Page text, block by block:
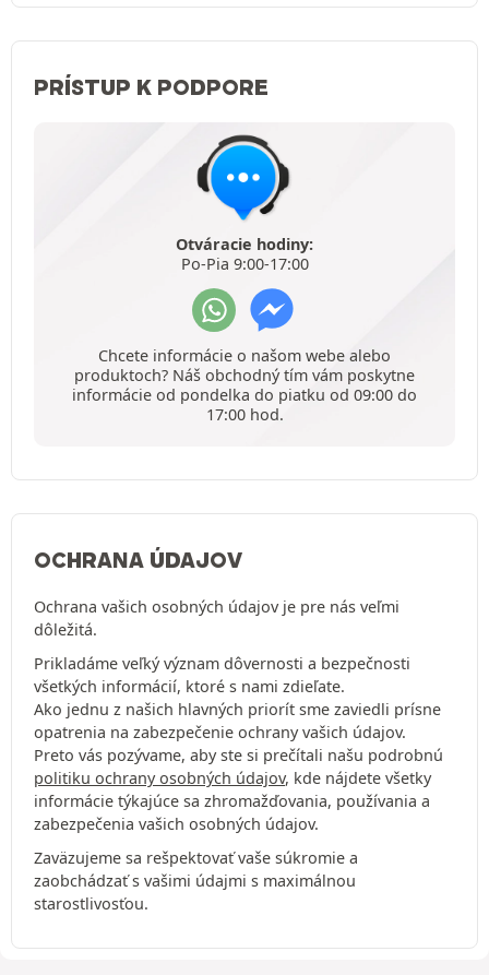
PRÍSTUP K PODPORE
Otváracie hodiny:
Po-Pia 9:00-17:00
Chcete informácie o našom webe alebo
produktoch? Náš obchodný tím vám poskytne
informácie od pondelka do piatku od 09:00 do
17:00 hod.
OCHRANA ÚDAJOV
Ochrana vašich osobných údajov je pre nás veľmi
dôležitá.
Prikladáme veľký význam dôvernosti a bezpečnosti
všetkých informácií, ktoré s nami zdieľate.
Ako jednu z našich hlavných priorít sme zaviedli prísne
opatrenia na zabezpečenie ochrany vašich údajov.
Preto vás pozývame, aby ste si prečítali našu podrobnú
politiku ochrany osobných údajov, kde nájdete všetky
informácie týkajúce sa zhromažďovania, používania a
zabezpečenia vašich osobných údajov.
Zaväzujeme sa rešpektovať vaše súkromie a
zaobchádzať s vašimi údajmi s maximálnou
starostlivosťou.